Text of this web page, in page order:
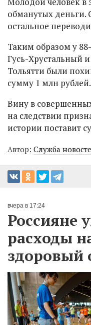
обманутых деньги.
остальное
Таким образом у
Гусь-Хрустальный
Тольятти были
сумму 1 млн рублей.
Вину в
на следствии
истории поставит
Автор: Служба
вчера в 17:24
Россияне
расходы
здоровый